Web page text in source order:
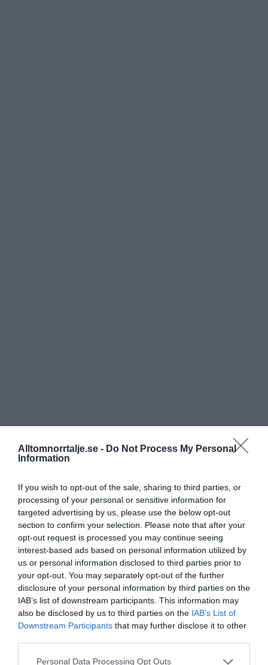
Alltomnorrtalje.se - Do Not Process My Personal
Information
If you wish to opt-out of the sale, sharing to third parties, or
processing of your personal or sensitive information for
targeted advertising by us, please use the below opt-out
section to confirm your selection. Please note that after your
opt-out request is processed you may continue seeing
interest-based ads based on personal information utilized by
us or personal information disclosed to third parties prior to
your opt-out. You may separately opt-out of the further
disclosure of your personal information by third parties on the
IAB’s list of downstream participants. This information may
also be disclosed by us to third parties on the IAB’s List of
Downstream Participants that may further disclose it to other
Personal Data Processing Opt Outs